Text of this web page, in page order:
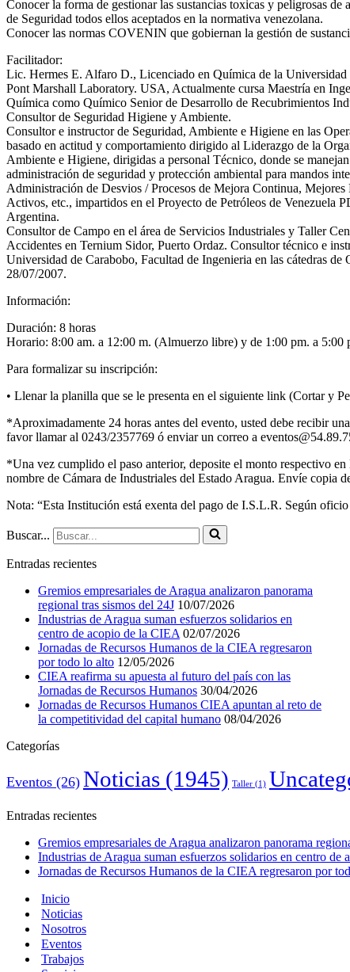
Conocer la forma de gestionar las sustancias toxicas y peligrosas
de Seguridad todos ellos aceptados en la normativa venezolana.
Conocer las normas COVENIN que gobiernan la gestión de
Facilitador:
Lic. Hermes E. Alfaro D., Licenciado en Química de la
Pont Marshall Laboratory. USA, Actualmente cursa Maestría en
Química como Químico Senior de Desarrollo de Recubrimientos
Consultor de Seguridad Higiene y Ambiente.
Consultor e instructor de Seguridad, Ambiente e Higiene en las
basado en actitud y comportamiento dirigido al Liderazgo de la
Ambiente e Higiene, dirigidas a personal Técnico, donde se
administración de seguridad y protección ambiental para mandos
Administración de Desvios / Procesos de Mejora Continua,
Activos, etc., impartidos en el Proyecto de Petróleos de
Argentina.
Consultor de Campo en el área de Servicios Industriales y Taller
Accidentes en Ternium Sidor, Puerto Ordaz. Consultor técnico e
Universidad de Carabobo, Facultad de Ingenieria en las cátedras
28/07/2007.
Información:
Duración: 8 horas
Horario: 8:00 am. a 12:00 m. (Almuerzo libre) y de 1:00 pm. a 5:00
Para formalizar su inscripción:
• Llenar la planilla que se le presenta en el siguiente link (Cortar y
*Aproximadamente 24 horas antes del evento, usted debe recibir
favor llamar al 0243/2357769 ó enviar un correo a
*Una vez cumplido el paso anterior, deposite el monto respectivo
nombre de Cámara de Industriales del Estado Aragua. Envíe copia
Nota: “Esta Institución está exenta del pago de I.S.L.R. Según
Buscar...
Entradas recientes
Gremios empresariales de Aragua analizaron panorama
regional tras sismos del 24J 10/07/2026
Industrias de Aragua suman esfuerzos solidarios en
centro de acopio de la CIEA 02/07/2026
Jornadas de Recursos Humanos de la CIEA regresaron
por todo lo alto 12/05/2026
CIEA reafirma su apuesta al futuro del país con las
Jornadas de Recursos Humanos 30/04/2026
Jornadas de Recursos Humanos CIEA apuntan al reto de
la competitividad del capital humano 08/04/2026
Categorías
Eventos (26) Noticias (1945) Taller (1)
Entradas recientes
Gremios empresariales de Aragua analizaron panorama
Industrias de Aragua suman esfuerzos solidarios en centro de
Jornadas de Recursos Humanos de la CIEA regresaron por
Inicio
Noticias
Nosotros
Eventos
Trabajos